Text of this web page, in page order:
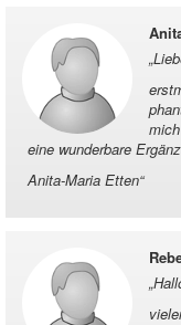
„
eine wunderbare
Anita-Maria Etten“
„